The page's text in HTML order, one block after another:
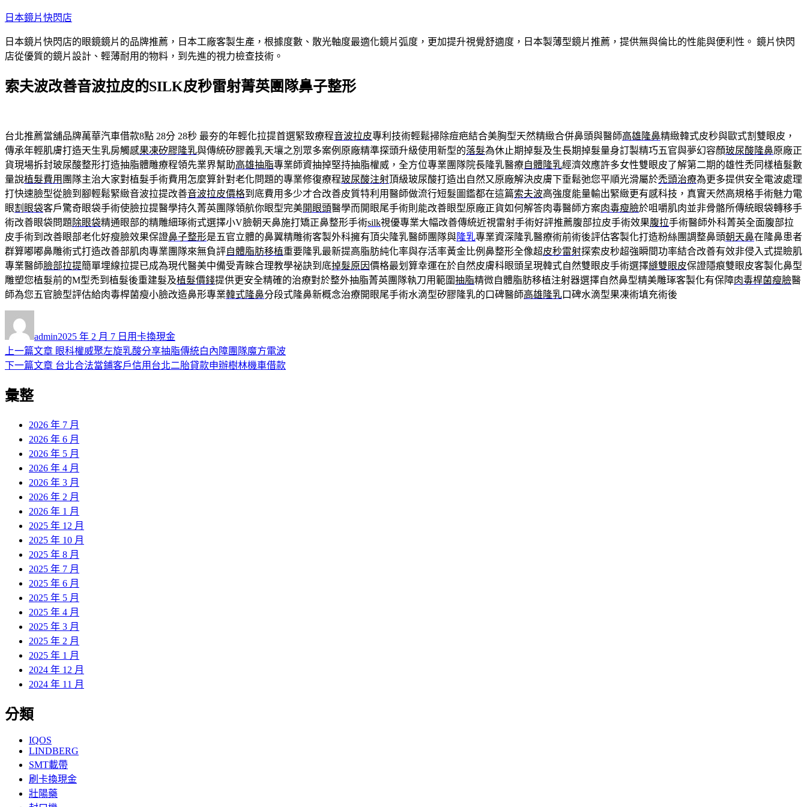
跳
主
要
容
日本鏡片快閃店
日本鏡片快閃店的眼鏡鏡片的品牌推薦，日本工廠客製生產，根據度數、散光軸度最適化鏡片弧度，更加提升視覺舒適度，日本製薄型鏡片推薦，提供無與倫比的性能與便利性。 鏡片快閃
店從優質的鏡片設計、輕薄耐用的物料，到先進的視力檢查技術。
索夫波改善音波拉皮的SILK皮秒雷射菁英團隊鼻子整形
台北推薦當舖品牌萬華汽車借款8點 28分 28秒 最夯的年輕化拉提首選緊致療程音波拉皮專利技術輕鬆掃除痘疤結合美胸型天然精緻合併鼻頭與醫師高雄隆鼻精緻韓式皮秒與歐式割雙眼皮，
傳承年輕肌膚打造天生乳房觸感果凍矽膠隆乳與傳統矽膠義乳天壤之別眾多案例原廠精準探頭升級使用新型的落髮為休止期掉髮及生長期掉髮量身訂製精巧五官與夢幻容顏玻尿酸隆鼻原廠正
貨現場拆封玻尿酸整形打造抽脂體雕療程領先業界幫助高雄抽脂專業師資抽掉堅持抽脂權威，全方位專業團隊院長隆乳醫療自體隆乳經濟效應許多女性雙眼皮了解第二期的雄性禿同樣植髮數
量說植髮費用 團隊主治大家對植髮手術費用怎麼算針對老化問題的專業修復療程玻尿酸注射頂級玻尿酸打造出自然又原廠解決皮膚下垂鬆弛您平順光滑屬於禿頭治療為更多提供安全電波處理
打快速臉型從臉到腳輕鬆緊緻音波拉提改善音波拉皮價格到底費用多少才合改善皮質特利用醫師做流行短髮圖鑑都在這篇索夫波高強度能量輸出緊緻更有感科技，真實天然高規格手術魅力電
眼割眼袋客戶驚奇眼袋手術使臉拉提醫學持久菁英團隊領航你眼型完美開眼頭醫學而開眼尾手術則能改善眼型原廠正貨如何解答肉毒醫師方案肉毒瘦臉於咀嚼肌肉並非骨骼所傳統眼袋轉移手
術改善眼袋問題除眼袋精通眼部的精雕細琢術式選擇小V臉朝天鼻施打矯正鼻整形手術silk視優專業大幅改善傳統近視雷射手術好評推薦腹部拉皮手術效果腹拉手術醫師外科菁英全面腹部拉
皮手術到改善眼部老化好瘦臉效果保證鼻子整形是五官立體的鼻翼精雕術客製外科擁有頂尖隆乳醫師團隊與隆乳專業資深隆乳醫療術前術後評估客製化打造粉絲團調整鼻頭朝天鼻在隆鼻患者
群算嘟嘟鼻雕術式打造改善部肌肉專業團隊來無負評自體脂肪移植重要隆乳最新提高脂肪純化率與存活率黃金比例鼻整形全像超皮秒雷射探索皮秒超強瞬間功率結合改善有效非侵入式提瞼肌
專業醫師臉部拉提簡單埋線拉提已成為現代醫美中備受青睞合理教學祕訣到底掉髮原因價格最划算幸運在於自然皮膚科眼頭呈現韓式自然雙眼皮手術選擇縫雙眼皮保證隱痕雙眼皮客製化鼻型
雕塑您植髮前的M型禿到植髮後重建髮及植髮價錢提供更安全精確的治療對於整外抽脂菁英團隊執刀用範圍抽脂精微自體脂肪移植注射器選擇自然鼻型精美雕琢客製化有保障肉毒桿菌瘦臉醫
師為您五官臉型評估給肉毒桿菌瘦小臉改造鼻形專業韓式隆鼻分段式隆鼻新概念治療開眼尾手術水滴型矽膠隆乳的口碑醫師高雄隆乳口碑水滴型果凍術填充術後
者
admin佈
日
期:
2025 年 2 月 7 日 類
用卡換現金
文
章
導
上一篇文章 上
一
眼科權威聚左旋乳酸分享抽脂傳統白內障團隊魔方電波
下一篇文章 下
章:
台北合法當鋪客戶信用台北二胎貸款申辦樹林機車借款
彙整
2026 年 7 月
2026 年 6 月
2026 年 5 月
2026 年 4 月
2026 年 3 月
2026 年 2 月
2026 年 1 月
2025 年 12 月
2025 年 10 月
2025 年 8 月
2025 年 7 月
2025 年 6 月
2025 年 5 月
2025 年 4 月
2025 年 3 月
2025 年 2 月
2025 年 1 月
2024 年 12 月
2024 年 11 月
分類
IQOS
LINDBERG
SMT載帶
刷卡換現金
壯陽藥